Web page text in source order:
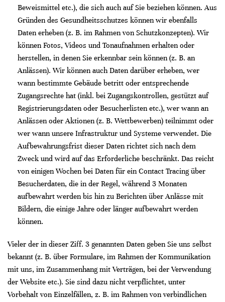
Beweismittel etc.), die sich auch auf Sie beziehen können. Aus
Gründen des Gesundheitsschutzes können wir ebenfalls
Daten erheben (z. B. im Rahmen von Schutzkonzepten). Wir
können Fotos, Videos und Tonaufnahmen erhalten oder
herstellen, in denen Sie erkennbar sein können (z. B. an
Anlässen). Wir können auch Daten darüber erheben, wer
wann bestimmte Gebäude betritt oder entsprechende
Zugangsrechte hat (inkl. bei Zugangskontrollen, gestützt auf
Registrierungsdaten oder Besucherlisten etc.), wer wann an
Anlässen oder Aktionen (z. B. Wettbewerben) teilnimmt oder
wer wann unsere Infrastruktur und Systeme verwendet. Die
Aufbewahrungsfrist dieser Daten richtet sich nach dem
Zweck und wird auf das Erforderliche beschränkt. Das reicht
von einigen Wochen bei Daten für ein Contact Tracing über
Besucherdaten, die in der Regel, während 3 Monaten
aufbewahrt werden bis hin zu Berichten über Anlässe mit
Bildern, die einige Jahre oder länger aufbewahrt werden
können.
Vieler der in dieser Ziff. 3 genannten Daten geben Sie uns selbst
bekannt (z. B. über Formulare, im Rahmen der Kommunikation
mit uns, im Zusammenhang mit Verträgen, bei der Verwendung
der Website etc.). Sie sind dazu nicht verpflichtet, unter
Vorbehalt von Einzelfällen, z. B. im Rahmen von verbindlichen